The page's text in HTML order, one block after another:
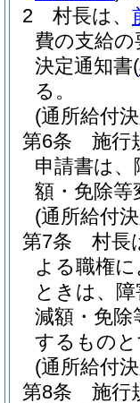
2
村長は、
費の支給
決定通知書(
る。
(通所給付
第6条
施行
申請書は、
額・免除等
(通所給付
第7条
村長
よる職権
ときは、
減額・免除
するもの
(通所給付
第8条
施行